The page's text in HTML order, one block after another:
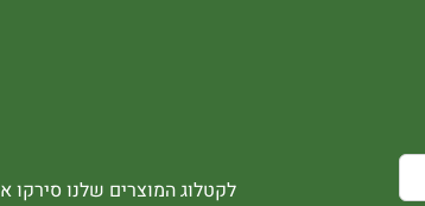
לקטלוג המוצרים שלנו סירקו